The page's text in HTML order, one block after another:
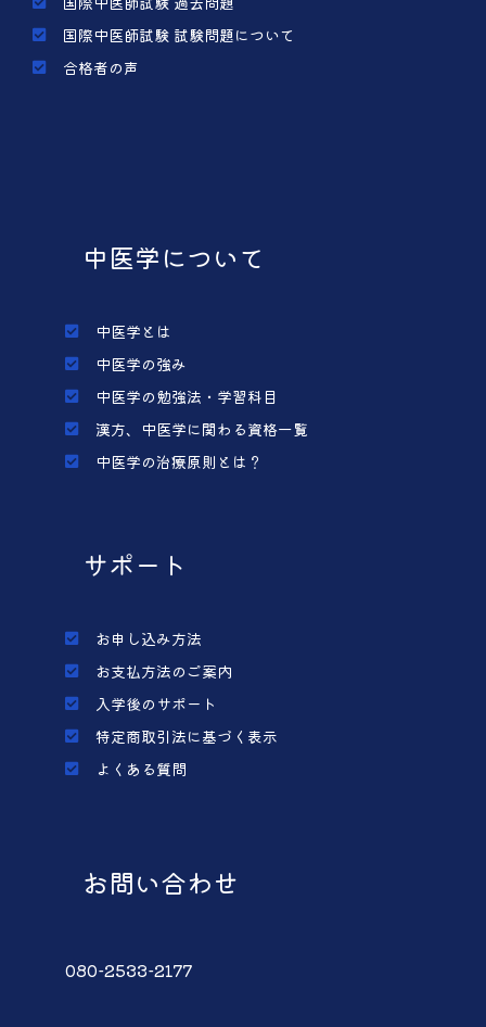
国際中医師試験 試験問題について
合格者の声
中医学について
中医学とは
中医学の強み
中医学の勉強法・学習科目
漢方、中医学に関わる資格一覧
中医学の治療原則とは？
サポート
お申し込み方法
お支払方法のご案内
入学後のサポート
特定商取引法に基づく表示
よくある質問
お問い合わせ
080-2533-2177